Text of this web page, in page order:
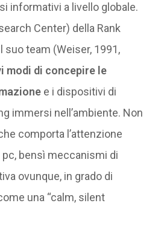
informativi a livello globale.
Center) della Rank
suo team (Weiser, 1991,
modi di concepire le
e i dispositivi di
immersi nell’ambiente. Non
comporta l’attenzione
bensì meccanismi di
ovunque, in grado di
una “calm, silent